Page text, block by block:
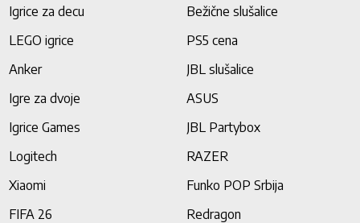
Igrice za decu
Bežične slušalice
LEGO igrice
PS5 cena
Anker
JBL slušalice
Igre za dvoje
ASUS
Igrice Games
JBL Partybox
Logitech
RAZER
Xiaomi
Funko POP Srbija
FIFA 26
Redragon